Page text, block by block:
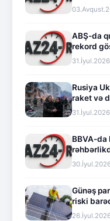
ABŞ-da
rekord
Rusiya
raket və
BBVA-
Günəş
riski